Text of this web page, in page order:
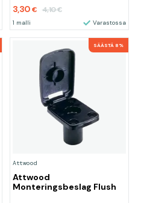
3,30€ 4,10€
1 malli Varastossa
SÄÄSTÄ 8%
Attwood
Attwood
Monteringsbeslag Flush